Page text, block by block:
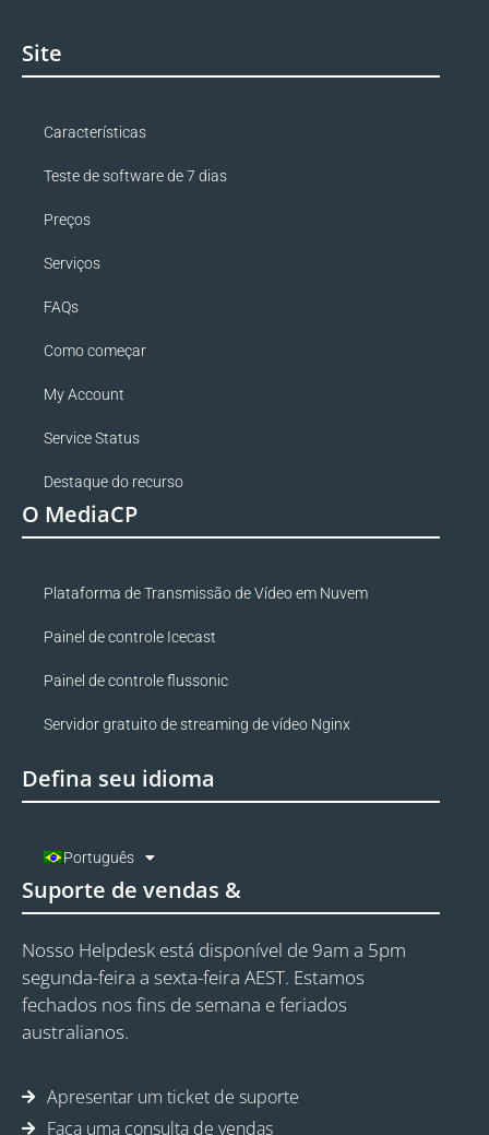
Site
Características
Teste de software de 7 dias
Preços
Serviços
FAQs
Como começar
My Account
Service Status
Destaque do recurso
O MediaCP
Plataforma de Transmissão de Vídeo em Nuvem
Painel de controle Icecast
Painel de controle flussonic
Servidor gratuito de streaming de vídeo Nginx
Defina seu idioma
Português
Suporte de vendas &
Nosso Helpdesk está disponível de 9am a 5pm
segunda-feira a sexta-feira AEST. Estamos
fechados nos fins de semana e feriados
australianos.
Apresentar um ticket de suporte
Faça uma consulta de vendas